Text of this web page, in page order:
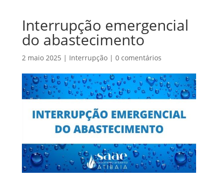
Interrupção emergencial
do abastecimento
2 maio 2025 | Interrupção| 0 comentários